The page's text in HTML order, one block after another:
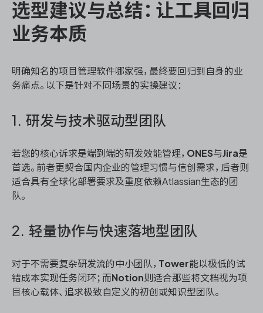
选型建议与总结：让工具回归
业务本质
明确知名的项目管理软件哪家强，最终要回归到自身的业
务痛点。以下是针对不同场景的实操建议：
1. 研发与技术驱动型团队
若您的核心诉求是端到端的研发效能管理， ONES与Jira是
首选。前者更契合国内企业的管理习惯与信创需求，后者则
适合具有全球化部署要求及重度依赖Atlassian生态的团
队。
2. 轻量协作与快速落地型团队
对于不需要复杂研发流的中小团队， Tower能以极低的试
错成本实现任务闭环；而 Notion则适合那些将文档视为项
目核心载体、追求极致自定义的初创或知识型团队。